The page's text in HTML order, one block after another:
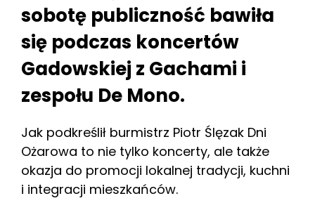
sobotę publiczność bawiła
się podczas koncertów
Gadowskiej z Gachami i
zespołu De Mono.
Jak podkreślił burmistrz Piotr Ślęzak Dni
Ożarowa to nie tylko koncerty, ale także
okazja do promocji lokalnej tradycji, kuchni
i integracji mieszkańców.